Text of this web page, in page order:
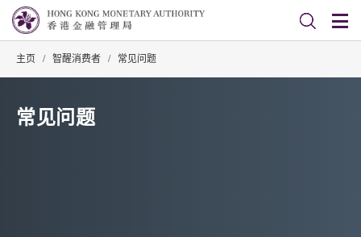
主页 / 智醒消费者 / 常见问题
常见问题